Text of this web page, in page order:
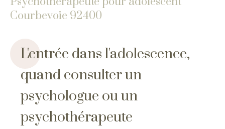
Courbevoie 92400
L'entrée dans l'adolescence,
quand consulter un
psychologue ou un
psychothérapeute